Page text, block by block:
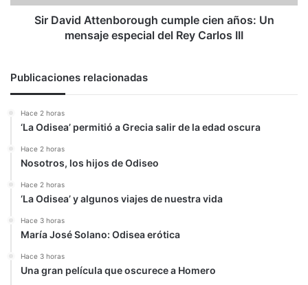
especial
Sir David Attenborough cumple cien años: Un
mensaje especial del Rey Carlos III
Publicaciones relacionadas
Hace 2 horas
‘La Odisea’ permitió a Grecia salir de la edad oscura
Hace 2 horas
Nosotros, los hijos de Odiseo
Hace 2 horas
‘La Odisea’ y algunos viajes de nuestra vida
Hace 3 horas
María José Solano: Odisea erótica
Hace 3 horas
Una gran película que oscurece a Homero